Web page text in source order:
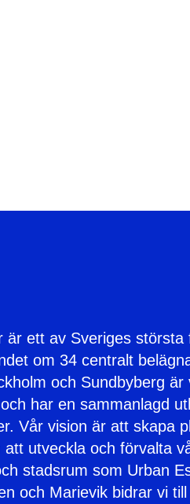
är ett av Sveriges största
om 34 centralt
och Sundbyberg är
har en sammanlagd
Vår vision är att skapa
utveckla och förvalta
stadsrum som Urban
och Marievik bidrar vi